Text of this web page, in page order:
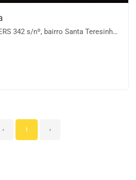
Santa Teresinha, Cruz Alta-RS, S/N° - Santa Teresinha, Cruz Alta-RS
‹ 1 ›